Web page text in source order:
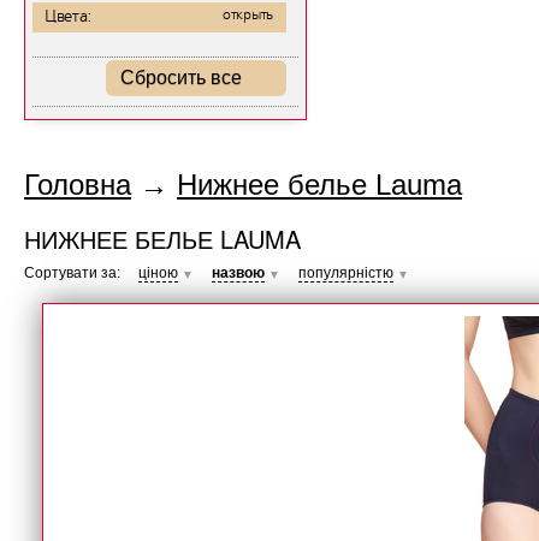
Цвета: открыть
Сбросить все
Головна→ Нижнее белье Lauma
НИЖНЕЕ БЕЛЬЕ LAUMA
Сортувати за: ціною ▼ назвою ▼ популярністю ▼